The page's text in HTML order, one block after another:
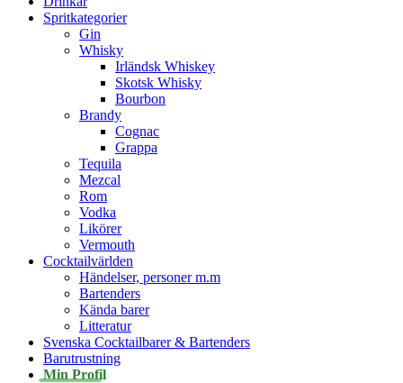
Spritkategorier
Gin
Whisky
Irländsk Whiskey
Skotsk Whisky
Bourbon
Brandy
Cognac
Grappa
Tequila
Mezcal
Rom
Vodka
Likörer
Vermouth
Cocktailvärlden
Händelser, personer m.m
Bartenders
Kända barer
Litteratur
Svenska Cocktailbarer & Bartenders
Barutrustning
Min Profil